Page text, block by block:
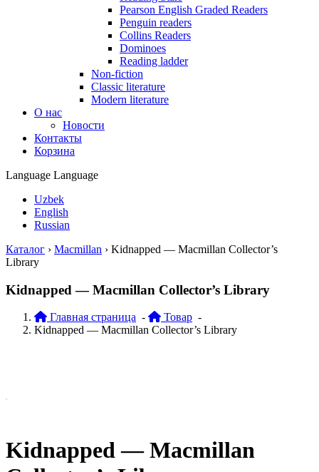
Pearson English Graded Readers
Penguin readers
Collins Readers
Dominoes
Reading ladder
Non-fiction
Classic literature
Modern literature
О нас
Новости
Контакты
Корзина
Language Language
Uzbek
English
Russian
Каталог › Macmillan › Kidnapped — Macmillan Collector’s
Library
Kidnapped — Macmillan Collector’s Library
Главная страница - Товар -
Kidnapped — Macmillan Collector’s Library
Kidnapped — Macmillan